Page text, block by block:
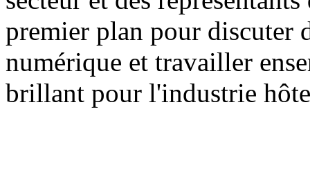
premier plan pour discuter
numérique et travailler
brillant pour l'industrie